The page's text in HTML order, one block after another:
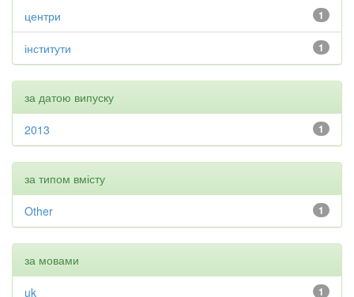
1
центри
1
інститути
за датою випуску
1
2013
за типом вмісту
1
Other
за мовами
1
uk